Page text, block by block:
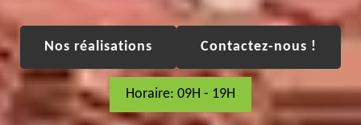
Nos réalisations Contactez-nous !
Horaire: 09H - 19H